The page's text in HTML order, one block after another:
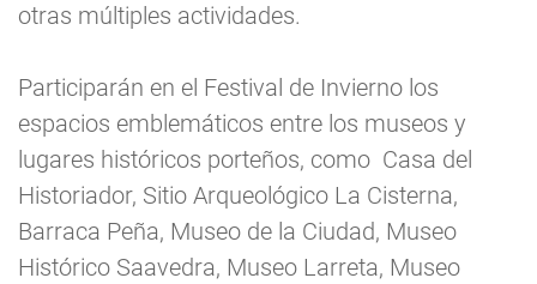
otras múltiples actividades.
Participarán en el Festival de Invierno los
espacios emblemáticos entre los museos y
lugares históricos porteños, como Casa del
Historiador, Sitio Arqueológico La Cisterna,
Barraca Peña, Museo de la Ciudad, Museo
Histórico Saavedra, Museo Larreta, Museo